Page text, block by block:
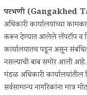
परभणी (Gangakhed
अधिकारी कार्यालयांच्या
करून देण्यात आलेले लॅपटॉप व
कार्यालयातच पडून असून
नसल्याची बाब समोर आली
मंडळ अधिकारी
सर्वसामान्य नागरिकांना मात्र